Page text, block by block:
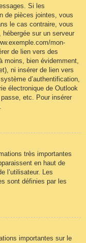
Si les
de pièces jointes, vous
le cas contraire, vous
sur un serveur
mon-
de lien vers des
moins, bien évidemment,
ni insérer de lien vers
d’authentification,
électronique de Outlook
etc. Pour insérer
très importantes
en haut de
l’utilisateur. Les
sont définies par les
importantes sur le